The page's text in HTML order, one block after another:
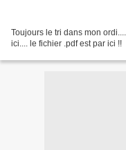
Toujours le tri dans mon
ici.... le fichier .pdf est par ici !!